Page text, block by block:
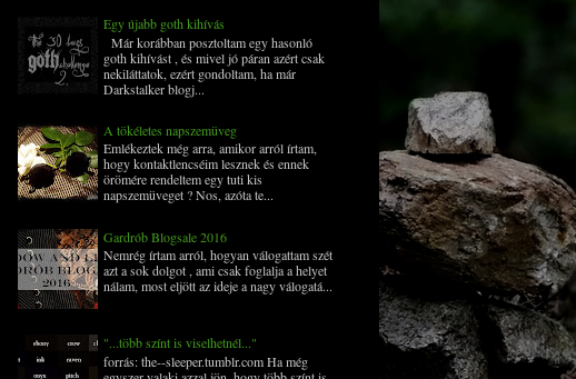
Egy újabb goth kihívás
Már korábban posztoltam egy hasonló
goth kihívást , és mivel jó páran azért csak
nekiláttatok, ezért gondoltam, ha már
Darkstalker blogj...
A tökéletes napszemüveg
Emlékeztek még arra, amikor arról írtam,
hogy kontaktlencséim lesznek és ennek
örömére rendeltem egy tuti kis
napszemüveget ? Nos, azóta te...
Gardrób Blogsale 2016
Nemrég írtam arról, hogyan válogattam szét
azt a sok dolgot , ami csak foglalja a helyet
nálam, most eljött az ideje a nagy válogatá...
"...több színt is viselhetnél..."
forrás: the--sleeper.tumblr.com Ha még